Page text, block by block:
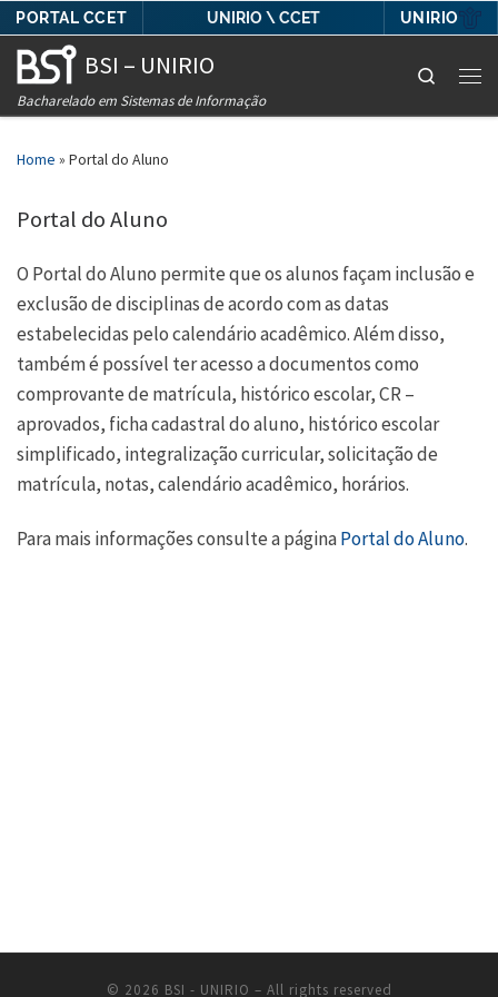
PORTAL CCET UNIRIO \ CCET UNIRIO
Skip to content
BSI – UNIRIO
Bacharelado em Sistemas de Informação
Search
Home » Portal do Aluno
Portal do Aluno
O Portal do Aluno permite que os alunos façam inclusão e
exclusão de disciplinas de acordo com as datas
estabelecidas pelo calendário acadêmico. Além disso,
também é possível ter acesso a documentos como
comprovante de matrícula, histórico escolar, CR –
aprovados, ficha cadastral do aluno, histórico escolar
simplificado, integralização curricular, solicitação de
matrícula, notas, calendário acadêmico, horários.
Para mais informações consulte a páginaPortal do Aluno.
© 2026 BSI - UNIRIO – All rights reserved